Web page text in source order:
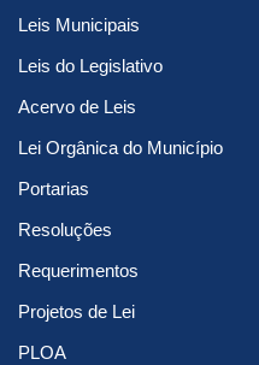
Leis Municipais
Leis do Legislativo
Acervo de Leis
Lei Orgânica do Município
Portarias
Resoluções
Requerimentos
Projetos de Lei
PLOA